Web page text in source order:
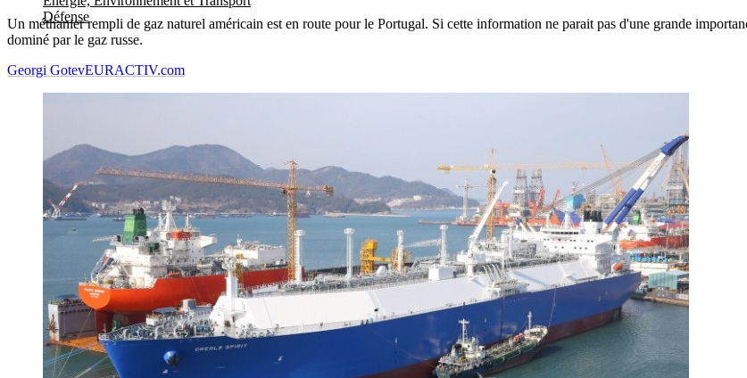
Défense
Un méthanier rempli de gaz naturel américain est en route pour le Portugal. Si cette information ne parait pas d'une grande
dominé par le gaz russe.
Georgi GotevEURACTIV.com